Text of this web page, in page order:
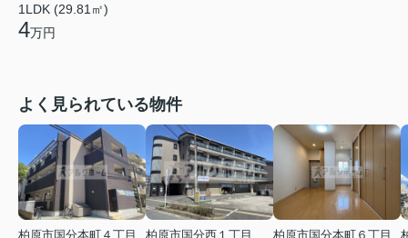
1LDK (29.81㎡)
4万円
よく見られている物件
柏原市国分本町４丁目
柏原市国分西１丁目
柏原市国分本町６丁目